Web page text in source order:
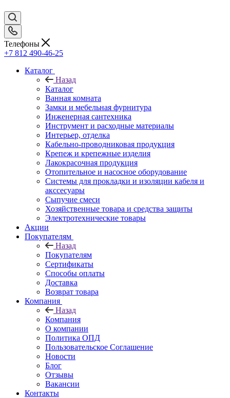
Телефоны
+7 812 490-46-25
Каталог
Назад
Каталог
Ванная комната
Замки и мебельная фурнитура
Инженерная сантехника
Инструмент и расходные материалы
Интерьер, отделка
Кабельно-проводниковая продукция
Крепеж и крепежные изделия
Лакокрасочная продукция
Отопительное и насосное оборудование
Системы для прокладки и изоляции кабеля и
акссесуары
Сыпучие смеси
Хозяйственные товара и средства защиты
Электротехнические товары
Акции
Покупателям
Назад
Покупателям
Сертификаты
Способы оплаты
Доставка
Возврат товара
Компания
Назад
Компания
О компании
Политика ОПД
Пользовательское Соглашение
Новости
Блог
Отзывы
Вакансии
Контакты